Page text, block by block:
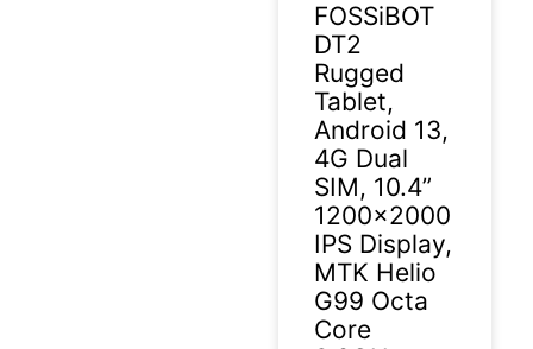
FOSSiBOT
DT2
Rugged
Tablet,
Android 13,
4G Dual
SIM, 10.4”
1200×2000
IPS Display,
MTK Helio
G99 Octa
Core